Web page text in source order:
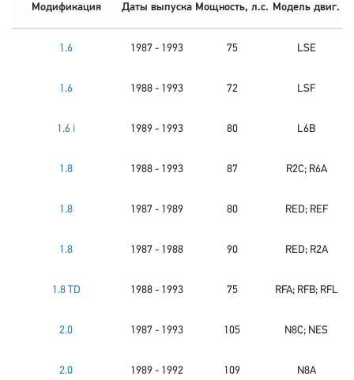
Модификация Даты выпуска Мощность, л.с. Модель двиг.
1.6 1987 - 1993 75 LSE
1.6 1988 - 1993 72 LSF
1.6 i 1989 - 1993 80 L6B
1.8 1988 - 1993 87 R2C; R6A
1.8 1987 - 1989 80 RED; REF
1.8 1987 - 1988 90 RED; R2A
1.8 TD 1988 - 1993 75 RFA; RFB; RFL
2.0 1987 - 1993 105 N8C; NES
2.0 1989 - 1992 109 N8A